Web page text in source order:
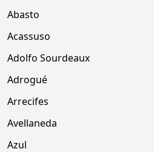
Abasto
Acassuso
Adolfo Sourdeaux
Adrogué
Arrecifes
Avellaneda
Azul